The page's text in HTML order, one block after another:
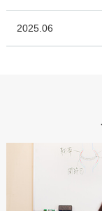
2025.06